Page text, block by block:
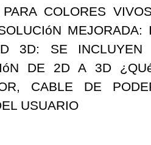
COLORES
3D: SE
DE 2D A 3D
CABLE DE
USUARIO